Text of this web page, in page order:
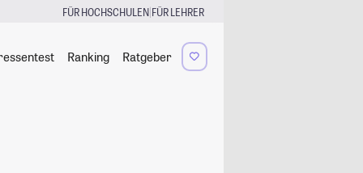
FÜR HOCHSCHULEN|FÜR LEHRER
Ranking Ratgeber